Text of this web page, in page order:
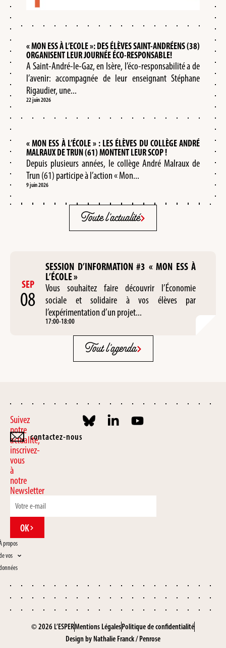
« MON ESS À L’ECOLE »: DES ÉLÈVES SAINT-ANDRÉENS (38)
ORGANISENT LEUR JOURNÉE ÉCO-RESPONSABLE!
A Saint-André-le-Gaz, en Isère, l’éco-responsabilité a de
l’avenir: accompagnée de leur enseignant Stéphane
Rigaudier, une...
22 juin 2026
« MON ESS À L’ÉCOLE » : LES ÉLÈVES DU COLLÈGE ANDRÉ
MALRAUX DE TRUN (61) MONTENT LEUR SCOP !
Depuis plusieurs années, le collège André Malraux de
Trun (61) participe à l’action « Mon...
9 juin 2026
Toute l'actualité
SEP
08
SESSION D’INFORMATION #3 « MON ESS À
L’ÉCOLE »
Vous souhaitez faire découvrir l’Économie
sociale et solidaire à vos élèves par
l’expérimentation d’un projet...
17:00-18:00
Tout l'agenda
Suivez
notre
actualité,
inscrivez-
vous
à
notre
Newsletter
OK
propos
vos
contactez-nous
© 2026 L’ESPERMentions LégalesPolitique de confidentialité
Design by Nathalie Franck/Penrose